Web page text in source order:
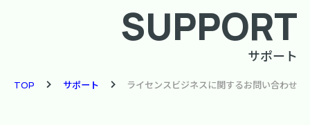
SUPPORT
サポート
TOP サポート ライセンスビジネスに関するお問い合わせ